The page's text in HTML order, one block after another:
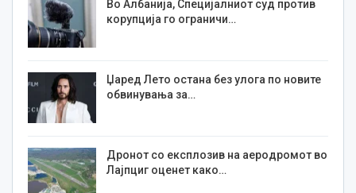
Во Албанија, Специјалниот суд против
корупција го ограничи…
Џаред Лето остана без улога по новите
обвинувања за…
Дронот со експлозив на аеродромот во
Лајпциг оценет како…